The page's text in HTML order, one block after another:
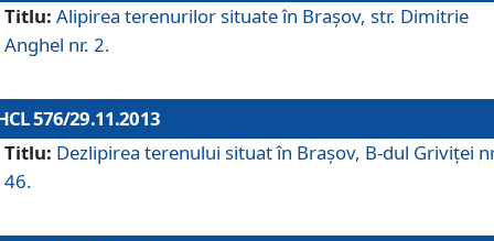
Titlu: Alipirea terenurilor situate în Braşov, str. Dimitrie
Anghel nr. 2.
576/29.11.2013
Titlu: Dezlipirea terenului situat în Braşov, B-dul Griviţei
46.